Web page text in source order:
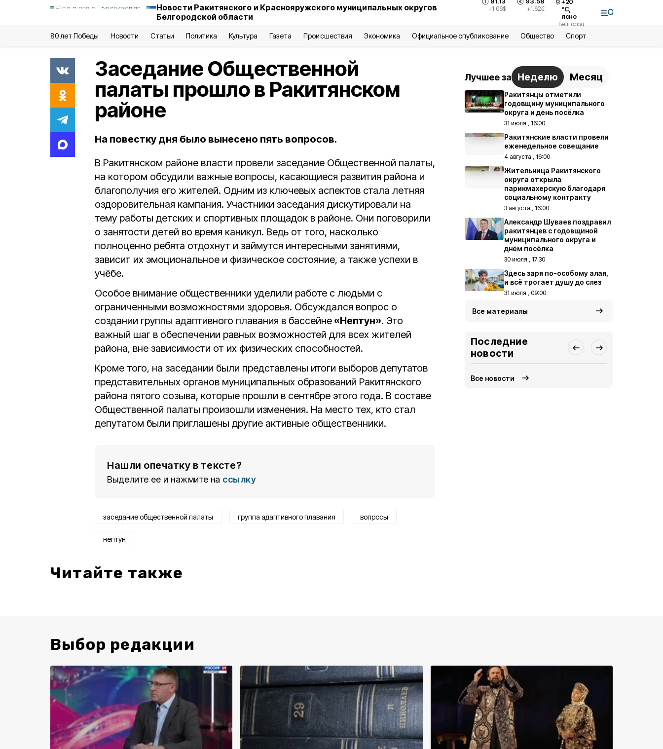
Новости Ракитянского и Краснояружского муниципальных округов
Белгородской области
+1.06$ +1.62€
°С,
ясно
Белгород
80 лет Победы Новости Статьи Политика Культура Газета Происшествия Экономика Официальное опубликование Общество Спорт
Заседание Общественной
палаты прошло в Ракитянском
районе
На повестку дня было вынесено пять вопросов.
В Ракитянском районе власти провели заседание Общественной палаты,
на котором обсудили важные вопросы, касающиеся развития района и
благополучия его жителей. Одним из ключевых аспектов стала летняя
оздоровительная кампания. Участники заседания дискутировали на
тему работы детских и спортивных площадок в районе. Они поговорили
о занятости детей во время каникул. Ведь от того, насколько
полноценно ребята отдохнут и займутся интересными занятиями,
зависит их эмоциональное и физическое состояние, а также успехи в
учёбе.
Особое внимание общественники уделили работе с людьми с
ограниченными возможностями здоровья. Обсуждался вопрос о
создании группы адаптивного плавания в бассейне «Нептун». Это
важный шаг в обеспечении равных возможностей для всех жителей
района, вне зависимости от их физических способностей.
Кроме того, на заседании были представлены итоги выборов депутатов
представительных органов муниципальных образований Ракитянского
района пятого созыва, которые прошли в сентябре этого года. В составе
Общественной палаты произошли изменения. На место тех, кто стал
депутатом были приглашены другие активные общественники.
Нашли опечатку в тексте?
Выделите ее и нажмите на ссылку
заседание общественной палаты группа адаптивного плавания вопросы
нептун
Читайте также
Лучшее за Неделю Месяц
Ракитянцы отметили
годовщину муниципального
округа и день посёлка
31 июля , 16:00
Ракитянские власти провели
еженедельное совещание
4 августа , 16:00
Жительница Ракитянского
округа открыла
парикмахерскую благодаря
социальному контракту
3 августа , 16:00
Александр Шуваев поздравил
ракитянцев с годовщиной
муниципального округа и
днём посёлка
30 июля , 17:30
Здесь заря по-особому алая,
и всё трогает душу до слез
31 июля , 09:00
Все материалы
Последние
новости
Все новости
Выбор редакции